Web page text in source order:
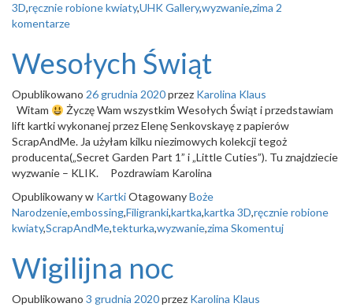
3D,ręcznie robione kwiaty,UHK Gallery,wyzwanie,zima 2
komentarze
Wesołych Świąt
Opublikowano 26 grudnia 2020przez Karolina Klaus
Witam
Życzę Wam wszystkim Wesołych Świąt i przedstawiam
lift kartki wykonanej przez Elenę Senkovskayę z papierów
ScrapAndMe. Ja użyłam kilku niezimowych kolekcji tegoż
producenta(„Secret Garden Part 1” i „Little Cuties”). Tu znajdziecie
wyzwanie – KLIK. Pozdrawiam Karolina
Opublikowany w KartkiOtagowanyBoże
Narodzenie,embossing,Filigranki,kartka,kartka 3D,ręcznie robione
kwiaty,ScrapAndMe,tekturka,wyzwanie,zima Skomentuj
Wigilijna noc
Opublikowano 3 grudnia 2020przez Karolina Klaus